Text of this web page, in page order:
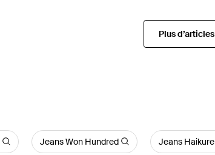
Plus d’articles
Jeans Won Hundred Jeans Haikure